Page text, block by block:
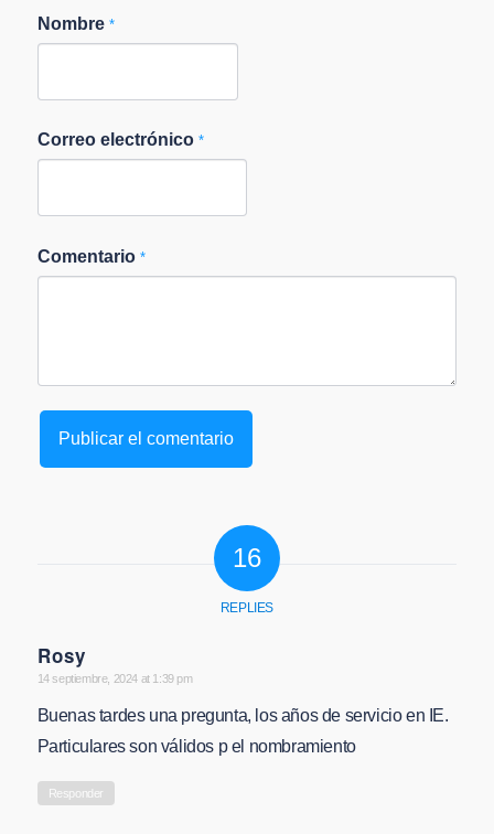
Nombre *
Correo electrónico *
Comentario *
16
REPLIES
Rosy
says:
14 septiembre, 2024 at 1:39 pm
Buenas tardes una pregunta, los años de servicio en IE.
Particulares son válidos p el nombramiento
Responder